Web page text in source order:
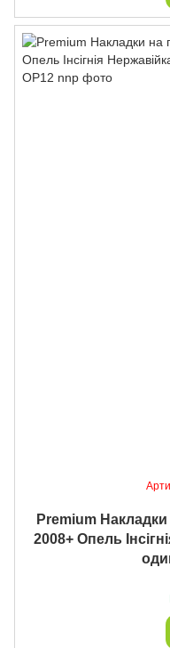
Premium
2008+ Опель